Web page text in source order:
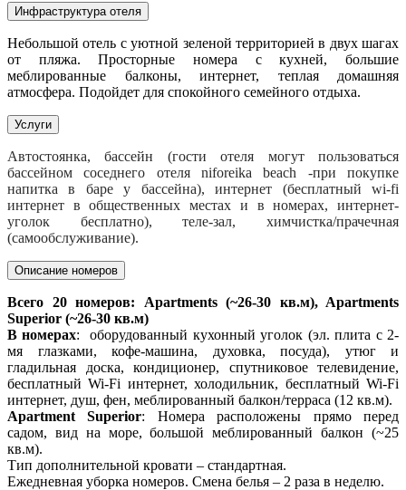
Инфраструктура отеля
Небольшой отель с уютной зеленой территорией в двух шагах
от пляжа. Просторные номера с кухней, большие
меблированные балконы, интернет, теплая домашняя
атмосфера. Подойдет для спокойного семейного отдыха.
Услуги
Автостоянка, бассейн (гости отеля могут пользоваться
бассейном соседнего отеля niforeika beach -при покупке
напитка в баре у бассейна), интернет (бесплатный wi-fi
интернет в общественных местах и в номерах, интернет-
уголок бесплатно), теле-зал, химчистка/прачечная
(самообслуживание).
Описание номеров
Всего 20 номеров: Apartments (~26-30 кв.м), Apartments
Superior (~26-30 кв.м)
В номерах: оборудованный кухонный уголок (эл. плита с 2-
мя глазками, кофе-машина, духовка, посуда), утюг и
гладильная доска, кондиционер, спутниковое телевидение,
бесплатный Wi-Fi интернет, холодильник, бесплатный Wi-Fi
интернет, душ, фен, меблированный балкон/терраса (12 кв.м).
Apartment Superior: Номера расположены прямо перед
садом, вид на море, большой меблированный балкон (~25
кв.м).
Тип дополнительной кровати – стандартная.
Ежедневная уборка номеров. Смена белья – 2 раза в неделю.